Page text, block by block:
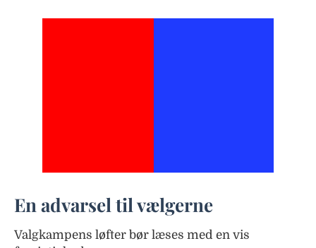
En advarsel til vælgerne
Valgkampens løfter bør læses med en vis